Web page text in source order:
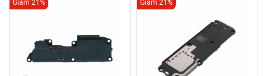
Giảm 21% Giảm 21%